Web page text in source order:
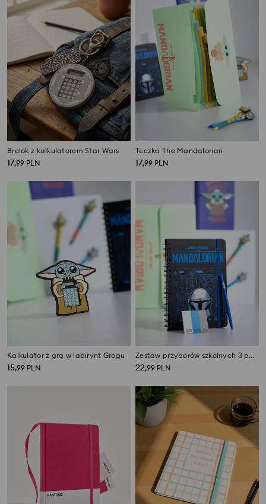
Brelok z kalkulatorem Star Wars
17,99 PLN
Teczka The Mandalorian
17,99 PLN
Kalkulator z grą w labirynt Grogu
15,99 PLN
Zestaw przyborów szkolnych 3 pack Star Wars
22,99 PLN